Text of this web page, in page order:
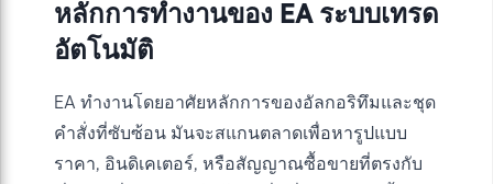
หลักการทำงานของ EA ระบบเทรด
อัตโนมัติ
EA ทำงานโดยอาศัยหลักการของอัลกอริทึมและชุด
คำสั่งที่ซับซ้อน มันจะสแกนตลาดเพื่อหารูปแบบ
ราคา, อินดิเคเตอร์, หรือสัญญาณซื้อขายที่ตรงกับ